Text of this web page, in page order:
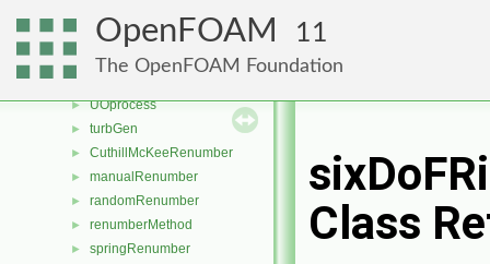
OpenFOAM 11
The OpenFOAM Foundation
► fft
► Kmesh
►
► UOprocess
► turbGen
► CuthillMcKeeRenumber
► manualRenumber
► randomRenumber
► renumberMethod
► springRenumber
Class